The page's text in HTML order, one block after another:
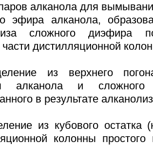
алканола для
эфира алканола,
сложного диэфира
части дистилляционной
из верхнего
алканола и сложного
в результате
из кубового остатка
колонны